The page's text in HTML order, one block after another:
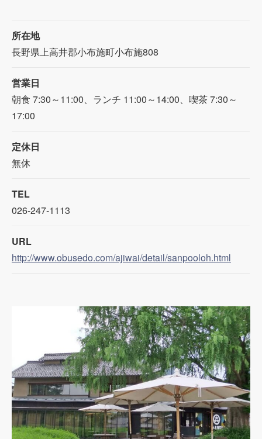
所在地
長野県上高井郡小布施町小布施808
営業日
朝食 7:30～11:00、ランチ 11:00～14:00、喫茶 7:30～
17:00
定休日
無休
TEL
026-247-1113
URL
http://www.obusedo.com/ajiwai/detail/sanpooloh.html